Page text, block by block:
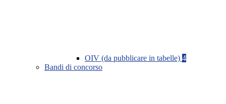
OIV (da pubblicare in tabelle) 4
Bandi di concorso